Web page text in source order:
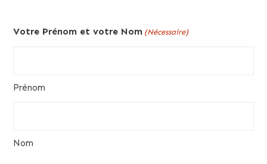
Votre Prénom et votre Nom (Nécessaire)
Prénom
Nom